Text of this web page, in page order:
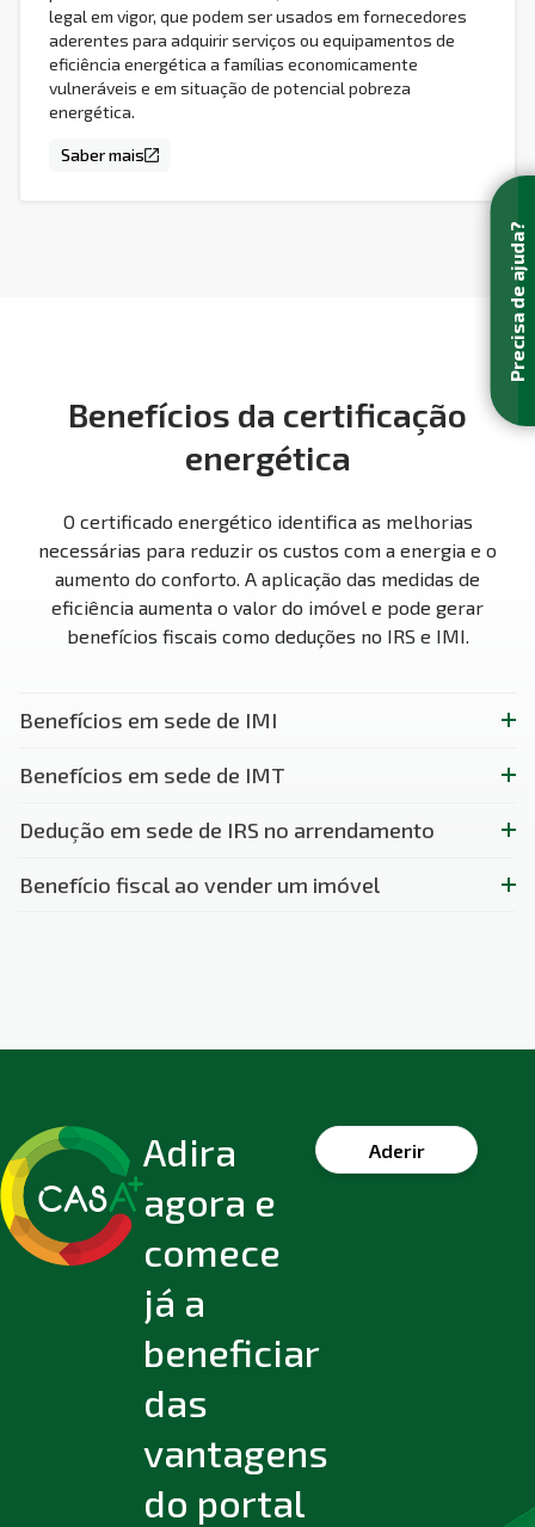
legal em vigor, que podem ser usados em fornecedores
aderentes para adquirir serviços ou equipamentos de
eficiência energética a famílias economicamente
vulneráveis e em situação de potencial pobreza
energética.
Saber mais
Benefícios da certificação
energética
O certificado energético identifica as melhorias
necessárias para reduzir os custos com a energia e o
aumento do conforto. A aplicação das medidas de
eficiência aumenta o valor do imóvel e pode gerar
benefícios fiscais como deduções no IRS e IMI.
Benefícios em sede de IMI
Benefícios em sede de IMT
Dedução em sede de IRS no arrendamento
Benefício fiscal ao vender um imóvel
Adira
agora e
comece
já a
beneficiar
das
vantagens
do portal
Aderir
Precisa de ajuda?